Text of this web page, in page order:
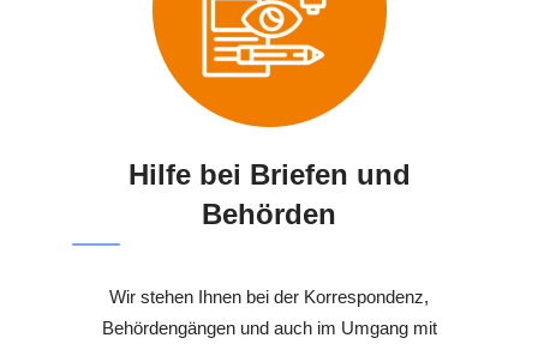
Hilfe bei Briefen und
Behörden
Wir stehen Ihnen bei der Korrespondenz,
Behördengängen und auch im Umgang mit